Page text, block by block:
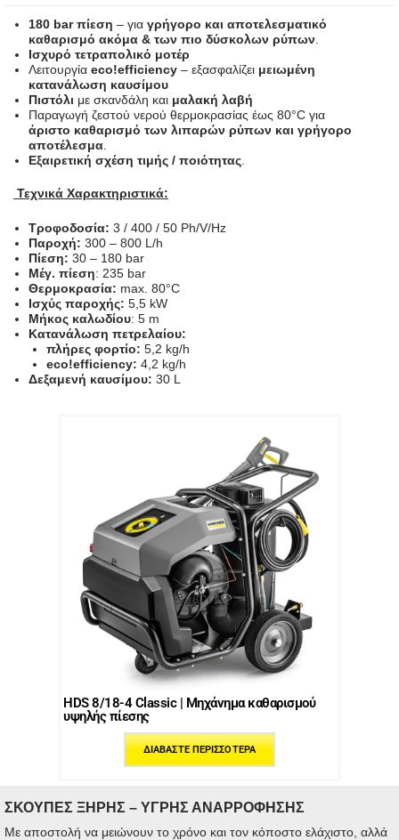
180 bar πίεση – για γρήγορο και αποτελεσματικό
καθαρισμό ακόμα & των πιο δύσκολων ρύπων.
Ισχυρό τετραπολικό μοτέρ
Λειτουργία eco!efficiency– εξασφαλίζει μειωμένη
κατανάλωση καυσίμου
Πιστόλι με σκανδάλη και μαλακή λαβή
Παραγωγή ζεστού νερού θερμοκρασίας έως 80°C για
άριστο καθαρισμό των λιπαρών ρύπων και γρήγορο
αποτέλεσμα.
Εξαιρετική σχέση τιμής / ποιότητας.
Τεχνικά Χαρακτηριστικά:
Τροφοδοσία: 3 / 400 / 50 Ph/V/Hz
Παροχή: 300 – 800 L/h
Πίεση: 30 – 180 bar
Μέγ. πίεση: 235 bar
Θερμοκρασία: max. 80°C
Ισχύς παροχής: 5,5 kW
Μήκος καλωδίου: 5 m
Κατανάλωση πετρελαίου:
πλήρες φορτίο: 5,2 kg/h
eco!efficiency: 4,2 kg/h
Δεξαμενή καυσίμου: 30 L
HDS 8/18-4 Classic | Μηχάνημα καθαρισμού
υψηλής πίεσης
ΔΙΑΒΆΣΤΕ ΠΕΡΙΣΣΌΤΕΡΑ
ΣΚΟΥΠΕΣ ΞΗΡΗΣ – ΥΓΡΗΣ ΑΝΑΡΡΟΦΗΣΗΣ
Με αποστολή να μειώνουν το χρόνο και τον κόποστο ελάχιστο, αλλά